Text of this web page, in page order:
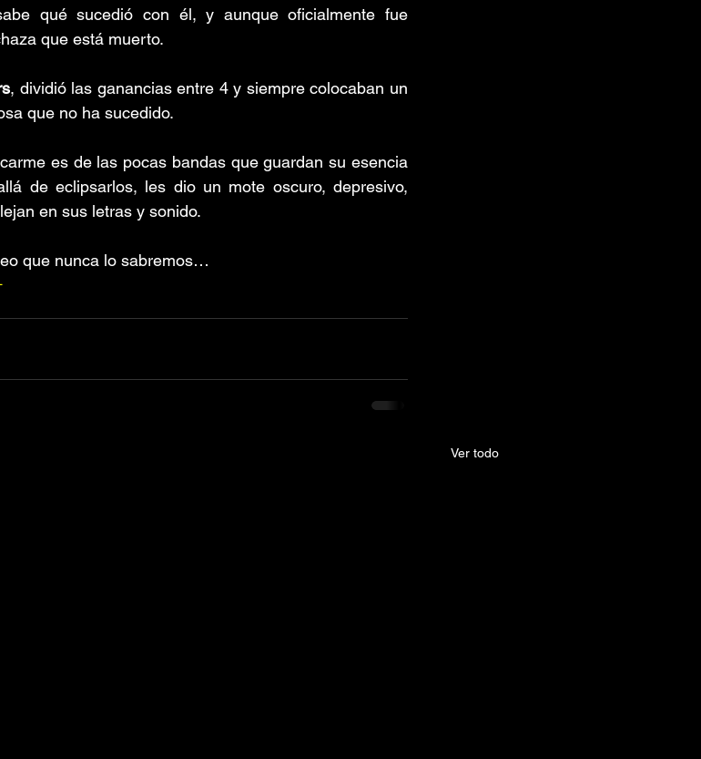
qué sucedió con él, y aunque oficialmente fue
que está muerto.
, dividió las ganancias entre 4 y siempre colocaban un
que no ha sucedido.
es de las pocas bandas que guardan su esencia
de eclipsarlos, les dio un mote oscuro, depresivo,
en sus letras y sonido.
que nunca lo sabremos…
Ver todo